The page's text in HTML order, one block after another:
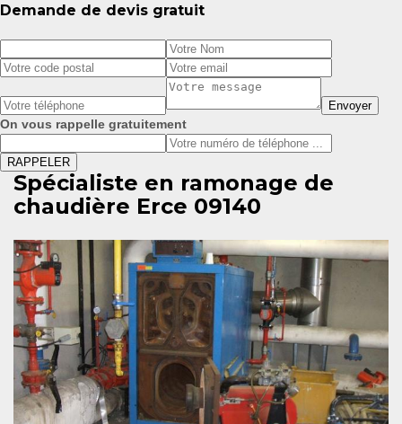
Demande de devis gratuit
On vous rappelle gratuitement
Spécialiste en ramonage de
chaudière Erce 09140